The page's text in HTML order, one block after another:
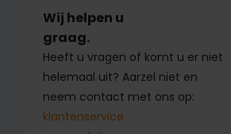
Wij helpen u
graag.
Heeft u vragen of komt u er niet
helemaal uit? Aarzel niet en
neem contact met ons op:
klantenservice